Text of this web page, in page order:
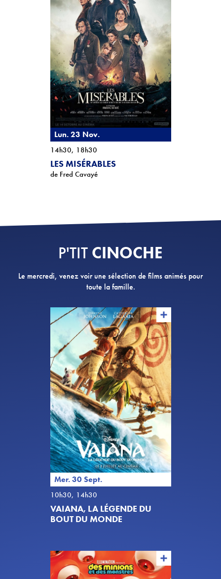
Lun. 23 Nov.
14h30, 18h30
LES MISÉRABLES
de Fred Cavayé
P'TIT CINOCHE
Le mercredi, venez voir une sélection de films animés pour
toute la famille.
Mer. 30 Sept.
10h30, 14h30
VAIANA, LA LÉGENDE DU
BOUT DU MONDE